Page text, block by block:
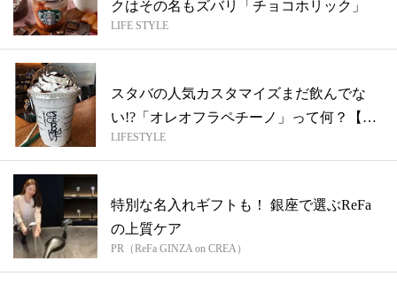
クはその名もズバリ「チョコホリック」
LIFE STYLE
スタバの人気カスタマイズまだ飲んでな
い!?「オレオフラペチーノ」って何？【元
バリ...
LIFESTYLE
特別な名入れギフトも！ 銀座で選ぶReFa
の上質ケア
PR（ReFa GINZA on CREA）